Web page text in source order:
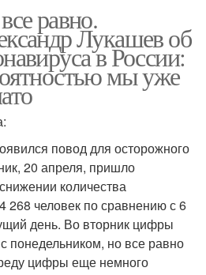
равно.
Лукашев об
в России:
мы уже
повод для осторожного
20 апреля, пришло
количества
268 человек по сравнению с 6
день. Во вторник цифры
понедельником, но все равно
цифры еще немного